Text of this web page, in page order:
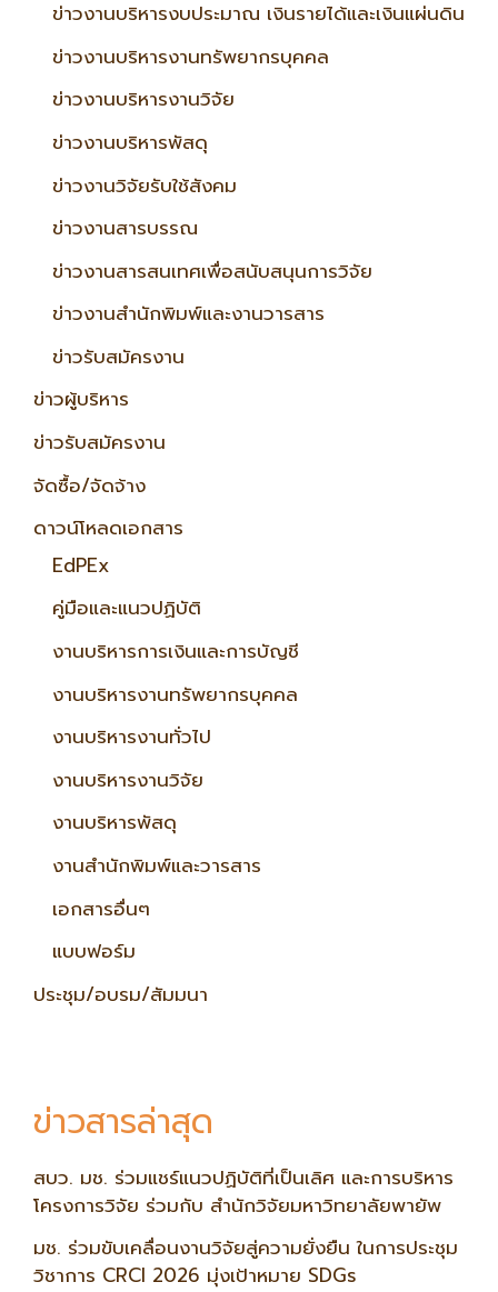
ข่าวงานบริหารงบประมาณ เงินรายได้และเงินแผ่นดิน
ข่าวงานบริหารงานทรัพยากรบุคคล
ข่าวงานบริหารงานวิจัย
ข่าวงานบริหารพัสดุ
ข่าวงานวิจัยรับใช้สังคม
ข่าวงานสารบรรณ
ข่าวงานสารสนเทศเพื่อสนับสนุนการวิจัย
ข่าวงานสำนักพิมพ์และงานวารสาร
ข่าวรับสมัครงาน
ข่าวผู้บริหาร
ข่าวรับสมัครงาน
จัดซื้อ/จัดจ้าง
ดาวน์โหลดเอกสาร
EdPEx
คู่มือและแนวปฏิบัติ
งานบริหารการเงินและการบัญชี
งานบริหารงานทรัพยากรบุคคล
งานบริหารงานทั่วไป
งานบริหารงานวิจัย
งานบริหารพัสดุ
งานสำนักพิมพ์และวารสาร
เอกสารอื่นๆ
แบบฟอร์ม
ประชุม/อบรม/สัมมนา
ข่าวสารล่าสุด
สบว. มช. ร่วมแชร์แนวปฏิบัติที่เป็นเลิศ และการบริหาร
โครงการวิจัย ร่วมกับ สำนักวิจัยมหาวิทยาลัยพายัพ
มช. ร่วมขับเคลื่อนงานวิจัยสู่ความยั่งยืน ในการประชุม
วิชาการ CRCI 2026 มุ่งเป้าหมาย SDGs